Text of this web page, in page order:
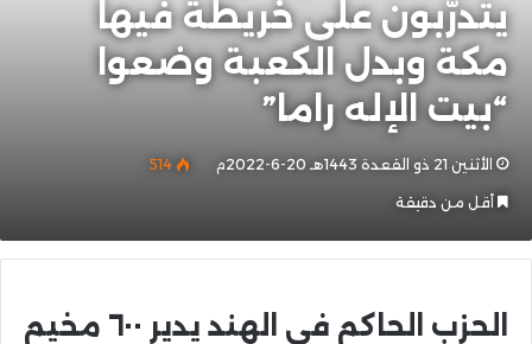
يتدرّبون على خريطة فيها
مكة وبدل الكعبة وضعوا
“بيت الإله راما”
الأثنين 21 ذو القعدة 1443هـ 20-6-2022م 514
أقل من دقيقة
الحزب الحاكم في الهند يدير ٦٠٠ مخيم